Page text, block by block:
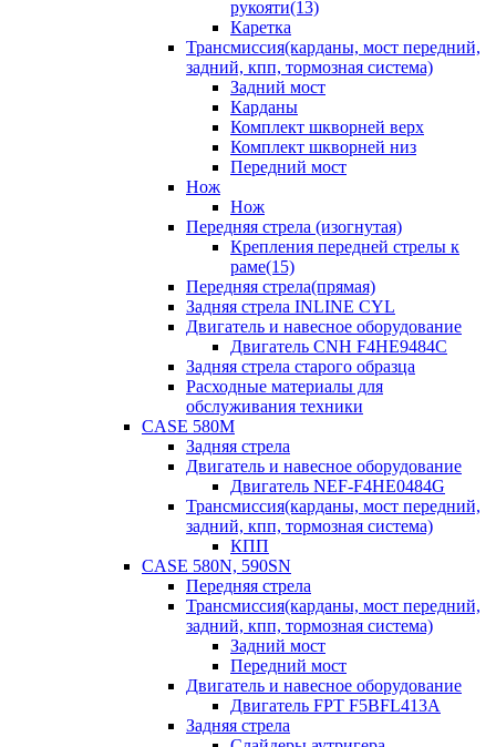
рукояти(13)
Каретка
Трансмиссия(карданы, мост передний,
задний, кпп, тормозная система)
Задний мост
Карданы
Комплект шкворней верх
Комплект шкворней низ
Передний мост
Нож
Нож
Передняя стрела (изогнутая)
Крепления передней стрелы к
раме(15)
Передняя стрела(прямая)
Задняя стрела INLINE CYL
Двигатель и навесное оборудование
Двигатель CNH F4HE9484C
Задняя стрела старого образца
Расходные материалы для
обслуживания техники
CASE 580M
Задняя стрела
Двигатель и навесное оборудование
Двигатель NEF-F4HE0484G
Трансмиссия(карданы, мост передний,
задний, кпп, тормозная система)
КПП
CASE 580N, 590SN
Передняя стрела
Трансмиссия(карданы, мост передний,
задний, кпп, тормозная система)
Задний мост
Передний мост
Двигатель и навесное оборудование
Двигатель FPT F5BFL413A
Задняя стрела